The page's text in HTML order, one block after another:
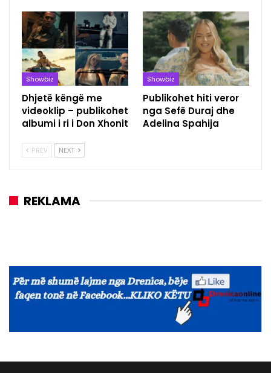
Showbiz
Dhjetë këngë me
videoklip – publikohet
albumi i ri i Don Xhonit
Showbiz
Publikohet hiti veror
nga Sefë Duraj dhe
Adelina Spahija
PREV NEXT
REKLAMA